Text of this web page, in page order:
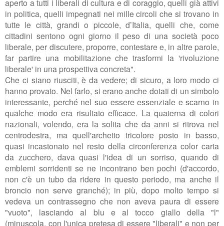
aperto a tutti i liberali di cultura e di coraggio, quelli già attivi
in politica, quelli impegnati nei mille circoli che si trovano in
tutte le città, grandi o piccole, d’Italia, quelli che, come
cittadini sentono ogni giorno il peso di una società poco
liberale, per discutere, proporre, contestare e, in altre parole,
far partire una mobilitazione che trasformi la 'rivoluzione
liberale' in una prospettiva concreta".
Che ci siano riusciti, è da vedere; di sicuro, a loro modo ci
hanno provato. Nel farlo, si erano anche dotati di un simbolo
interessante, perché nel suo essere essenziale e scarno in
qualche modo era risultato efficace. La quaterna di colori
nazionali, volendo, era la solita che da anni si ritrova nel
centrodestra, ma quell'archetto tricolore posto in basso,
quasi incastonato nel resto della circonferenza color carta
da zucchero, dava quasi l'idea di un sorriso, quando di
emblemi sorridenti se ne incontrano ben pochi (d'accordo,
non c'è un tubo da ridere in questo periodo, ma anche il
broncio non serve granché); in più, dopo molto tempo si
vedeva un contrassegno che non aveva paura di essere
"vuoto", lasciando al blu e al tocco giallo della "l"
(minuscola, con l'unica pretesa di essere "liberali" e non per